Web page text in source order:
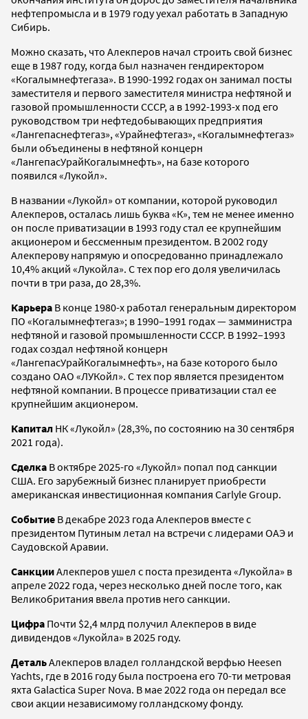
нефтепромысла и в 1979 году уехал работать в Западную
Сибирь.
Можно сказать, что Алекперов начал строить свой бизнес
еще в 1987 году, когда был назначен гендиректором
«Когалымнефтегаза». В 1990-1992 годах он занимал посты
заместителя и первого заместителя министра нефтяной и
газовой промышленности СССР, а в 1992-1993-х под его
руководством три нефтедобывающих предприятия
«Лангепаснефтегаз», «Урайнефтегаз», «Когалымнефтегаз»
были объединены в нефтяной концерн
«ЛангепасУрайКогалымнефть», на базе которого
появился «Лукойл».
В названии «Лукойл» от компании, которой руководил
Алекперов, осталась лишь буква «К», тем не менее именно
он после приватизации в 1993 году стал ее крупнейшим
акционером и бессменным президентом. В 2002 году
Алекперову напрямую и опосредованно принадлежало
10,4% акций «Лукойла». С тех пор его доля увеличилась
почти в три раза, до 28,3%.
Карьера В конце 1980-х работал генеральным директором
ПО «Когалымнефтегаз»; в 1990–1991 годах — замминистра
нефтяной и газовой промышленности СССР. В 1992–1993
годах создал нефтяной концерн
«ЛангепасУрайКогалымнефть», на базе которого было
создано ОАО «ЛУКойл». С тех пор является президентом
нефтяной компании. В процессе приватизации стал ее
крупнейшим акционером.
Капитал НК «Лукойл» (28,3%, по состоянию на 30 сентября
2021 года).
Сделка В октябре 2025-го «Лукойл» попал под санкции
США. Его зарубежный бизнес планирует приобрести
американская инвестиционная компания Carlyle Group.
Событие В декабре 2023 года Алекперов вместе с
президентом Путиным летал на встречи с лидерами ОАЭ и
Саудовской Аравии.
СанкцииАлекперов ушел с поста президента «Лукойла» в
апреле 2022 года, через несколько дней после того, как
Великобритания ввела против него санкции.
Цифра Почти $2,4 млрд получил Алекперов в виде
дивидендов «Лукойла» в 2025 году.
ДетальАлекперов владел голландской верфью Heesen
Yachts, где в 2016 году была построена его 70-ти метровая
яхта Galactica Super Nova. В мае 2022 года он передал все
свои акции независимому голландскому фонду.